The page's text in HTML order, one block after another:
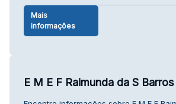
Mais
informações
E M E F Raimunda da S Barros